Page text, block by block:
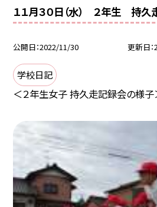
１１月３０日（水） ２年生 持久
公開日 2022/11/30 更新日
学校日記
＜２年生女子 持久走記録会の様子